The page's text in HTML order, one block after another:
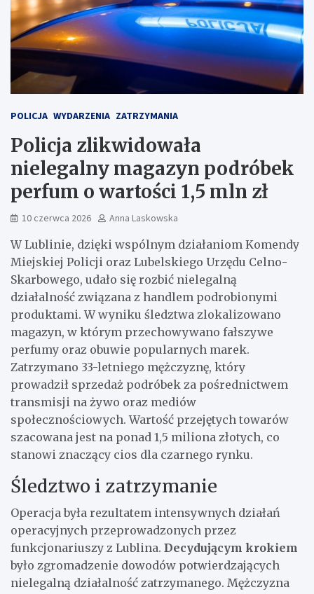
POLICJA WYDARZENIA ZATRZYMANIA
Policja zlikwidowała
nielegalny magazyn podróbek
perfum o wartości 1,5 mln zł
10 czerwca 2026 Anna Laskowska
W Lublinie, dzięki wspólnym działaniom Komendy
Miejskiej Policji oraz Lubelskiego Urzędu Celno-
Skarbowego, udało się rozbić nielegalną
działalność związana z handlem podrobionymi
produktami. W wyniku śledztwa zlokalizowano
magazyn, w którym przechowywano fałszywe
perfumy oraz obuwie popularnych marek.
Zatrzymano 33-letniego mężczyznę, który
prowadził sprzedaż podróbek za pośrednictwem
transmisji na żywo oraz mediów
społecznościowych. Wartość przejętych towarów
szacowana jest na ponad 1,5 miliona złotych, co
stanowi znaczący cios dla czarnego rynku.
Śledztwo i zatrzymanie
Operacja była rezultatem intensywnych działań
operacyjnych przeprowadzonych przez
funkcjonariuszy z Lublina. Decydującym krokiem
było zgromadzenie dowodów potwierdzających
nielegalną działalność zatrzymanego. Mężczyzna